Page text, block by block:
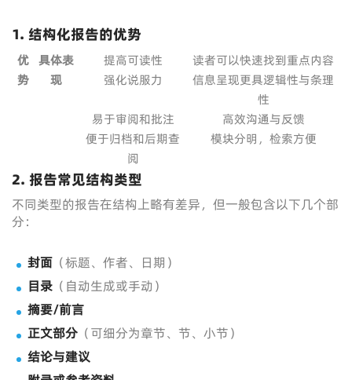
1. 结构化报告的优势
优
势
具体表
现
提高可读性
读者可以快速找到重点内容
强化说服力
信息呈现更具逻辑性与条理
性
易于审阅和批注
高效沟通与反馈
便于归档和后期查
阅
模块分明，检索方便
2. 报告常见结构类型
不同类型的报告在结构上略有差异，但一般包含以下几个部
分：
封面 （标题、作者、日期）
目录 （自动生成或手动）
摘要/前言
正文部分 （可细分为章节、节、小节）
结论与建议